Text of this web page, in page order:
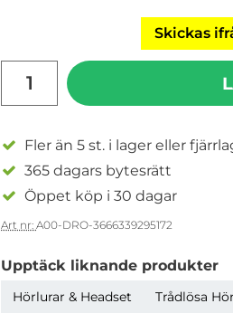
Skickas
Fler än 5 st. i lager eller
365 dagars bytesrätt
Öppet köp i 30 dagar
Art nr: A00-DRO-3666339295172
Upptäck liknande produkter
Hörlurar & Headset Trådlösa